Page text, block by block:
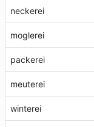
neckerei
moglerei
packerei
meuterei
winterei